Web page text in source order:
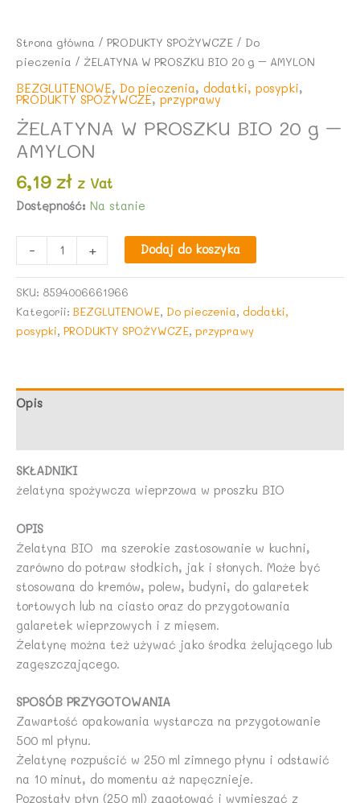
Strona główna / PRODUKTY SPOŻYWCZE / Do
pieczenia / ŻELATYNA W PROSZKU BIO 20 g – AMYLON
BEZGLUTENOWE, Do pieczenia, dodatki, posypki,
PRODUKTY SPOŻYWCZE, przyprawy
ŻELATYNA W PROSZKU BIO 20 g –
AMYLON
6,19 zł z Vat
Dostępność: Na stanie
-
ŻELATYNA
W
20
AMYLON
+ Dodaj do koszyka
SKU: 8594006661966
Kategorii: BEZGLUTENOWE, Do pieczenia, dodatki,
posypki, PRODUKTY SPOŻYWCZE, przyprawy
Opis
SKŁADNIKI
żelatyna spożywcza wieprzowa w proszku BIO
OPIS
Żelatyna BIO ma szerokie zastosowanie w kuchni,
zarówno do potraw słodkich, jak i słonych. Może być
stosowana do kremów, polew, budyni, do galaretek
tortowych lub na ciasto oraz do przygotowania
galaretek wieprzowych i z mięsem.
Żelatynę można też używać jako środka żelującego lub
zagęszczającego.
SPOSÓB PRZYGOTOWANIA
Zawartość opakowania wystarcza na przygotowanie
500 ml płynu.
Żelatynę rozpuścić w 250 ml zimnego płynu i odstawić
na 10 minut, do momentu aż napęcznieje.
Pozostały płyn (250 ml) zagotować i wymieszać z